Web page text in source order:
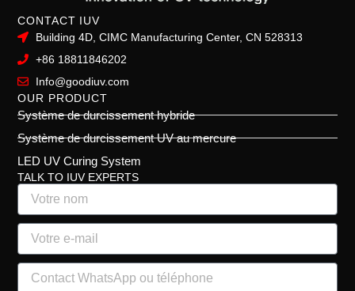
CONTACT IUV
Building 4D, CIMC Manufacturing Center, CN 528313
+86 18811846202
Info@goodiuv.com
OUR PRODUCT
Système de durcissement hybride
Système de durcissement UV au mercure
LED UV Curing System
TALK TO IUV EXPERTS